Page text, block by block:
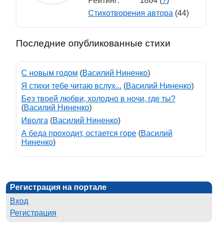
Стихотворения автора (44)
Последние опубликованные стихи
С новым годом (Василий Ниненко)
Я стихи тебе читаю вслух... (Василий Ниненко)
Без твоей любви, холодно в ночи, где ты?
(Василий Ниненко)
Иволга (Василий Ниненко)
А беда проходит, остается горе (Василий
Ниненко)
Регистрация на портале
Вход
Регистрация